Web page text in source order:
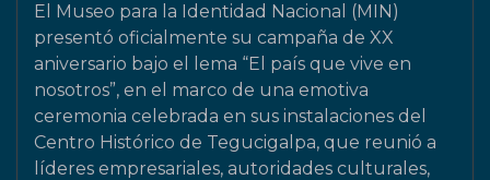
El Museo para la Identidad Nacional (MIN)
presentó oficialmente su campaña de XX
aniversario bajo el lema “El país que vive en
nosotros”, en el marco de una emotiva
ceremonia celebrada en sus instalaciones del
Centro Histórico de Tegucigalpa, que reunió a
líderes empresariales, autoridades culturales,